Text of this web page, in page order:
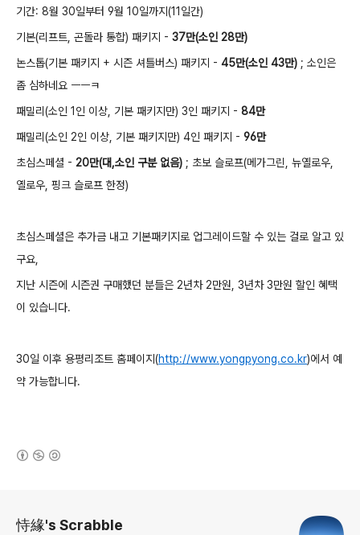
기간: 8월 30일부터 9월 10일까지(11일간)
기본(리프트, 곤돌라 통합) 패키지 - 37만(소인 28만)
논스톱(기본 패키지 + 시즌 셔틀버스) 패키지 - 45만(소인 43만) ; 소인은
좀 심하네요 ㅡㅡㅋ
패밀리(소인 1인 이상, 기본 패키지만) 3인 패키지 - 84만
패밀리(소인 2인 이상, 기본 패키지만) 4인 패키지 - 96만
초심스페셜 - 20만(대,소인 구분 없음) ; 초보 슬로프(메가그린, 뉴옐로우,
옐로우, 핑크 슬로프 한정)
초심스페셜은 추가금 내고 기본패키지로 업그레이드할 수 있는 걸로 알고 있
구요,
지난 시즌에 시즌권 구매했던 분들은 2년차 2만원, 3년차 3만원 할인 혜택
이 있습니다.
30일 이후 용평리조트 홈페이지(http://www.yongpyong.co.kr)에서 예
약 가능합니다.
恃緣's Scrabble